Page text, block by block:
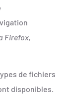
Firefox,
de fichiers
disponibles.